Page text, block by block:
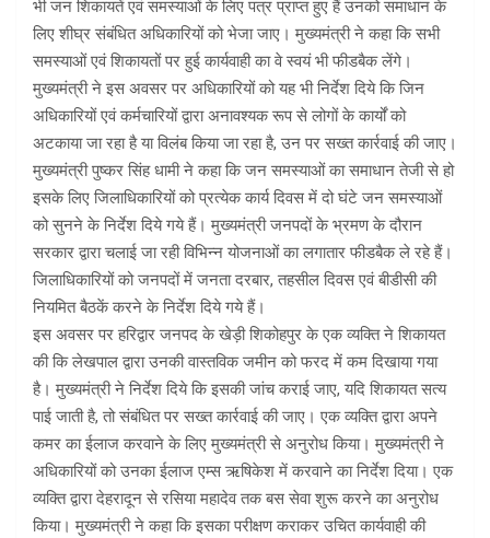
भी जन शिकायतें एवं समस्याओं के लिए पत्र प्राप्त हुए हैं उनको समाधान के
लिए शीघ्र संबंधित अधिकारियों को भेजा जाए। मुख्यमंत्री ने कहा कि सभी
समस्याओं एवं शिकायतों पर हुई कार्यवाही का वे स्वयं भी फीडबैक लेंगे।
मुख्यमंत्री ने इस अवसर पर अधिकारियों को यह भी निर्देश दिये कि जिन
अधिकारियों एवं कर्मचारियों द्वारा अनावश्यक रूप से लोगों के कार्यों को
अटकाया जा रहा है या विलंब किया जा रहा है, उन पर सख्त कार्रवाई की जाए।
मुख्यमंत्री पुष्कर सिंह धामी ने कहा कि जन समस्याओं का समाधान तेजी से हो
इसके लिए जिलाधिकारियों को प्रत्येक कार्य दिवस में दो घंटे जन समस्याओं
को सुनने के निर्देश दिये गये हैं। मुख्यमंत्री जनपदों के भ्रमण के दौरान
सरकार द्वारा चलाई जा रही विभिन्न योजनाओं का लगातार फीडबैक ले रहे हैं।
जिलाधिकारियों को जनपदों में जनता दरबार, तहसील दिवस एवं बीडीसी की
नियमित बैठकें करने के निर्देश दिये गये हैं।
इस अवसर पर हरिद्वार जनपद के खेड़ी शिकोहपुर के एक व्यक्ति ने शिकायत
की कि लेखपाल द्वारा उनकी वास्तविक जमीन को फरद में कम दिखाया गया
है। मुख्यमंत्री ने निर्देश दिये कि इसकी जांच कराई जाए, यदि शिकायत सत्य
पाई जाती है, तो संबंधित पर सख्त कार्रवाई की जाए। एक व्यक्ति द्वारा अपने
कमर का ईलाज करवाने के लिए मुख्यमंत्री से अनुरोध किया। मुख्यमंत्री ने
अधिकारियों को उनका ईलाज एम्स ऋषिकेश में करवाने का निर्देश दिया। एक
व्यक्ति द्वारा देहरादून से रसिया महादेव तक बस सेवा शुरू करने का अनुरोध
किया। मुख्यमंत्री ने कहा कि इसका परीक्षण कराकर उचित कार्यवाही की